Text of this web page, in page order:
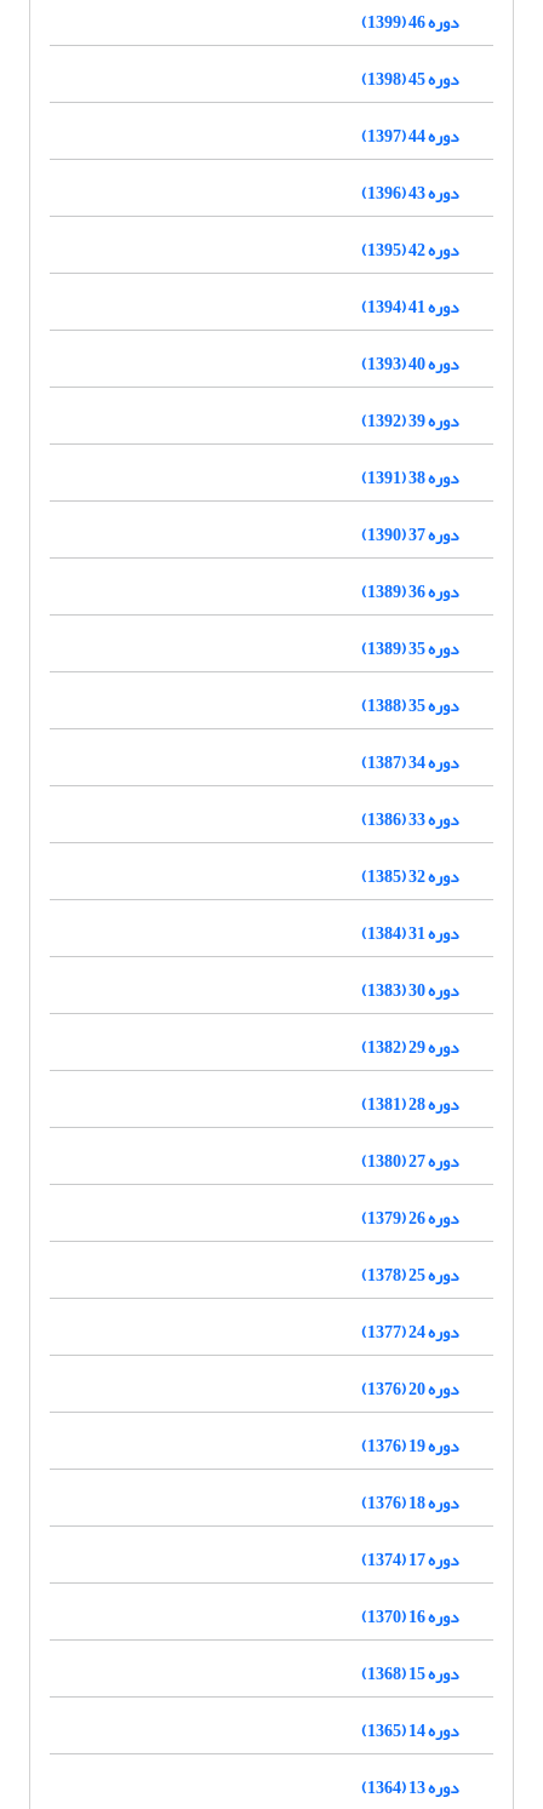
دوره 46 (1399)
دوره 45 (1398)
دوره 44 (1397)
دوره 43 (1396)
دوره 42 (1395)
دوره 41 (1394)
دوره 40 (1393)
دوره 39 (1392)
دوره 38 (1391)
دوره 37 (1390)
دوره 36 (1389)
دوره 35 (1389)
دوره 35 (1388)
دوره 34 (1387)
دوره 33 (1386)
دوره 32 (1385)
دوره 31 (1384)
دوره 30 (1383)
دوره 29 (1382)
دوره 28 (1381)
دوره 27 (1380)
دوره 26 (1379)
دوره 25 (1378)
دوره 24 (1377)
دوره 20 (1376)
دوره 19 (1376)
دوره 18 (1376)
دوره 17 (1374)
دوره 16 (1370)
دوره 15 (1368)
دوره 14 (1365)
دوره 13 (1364)